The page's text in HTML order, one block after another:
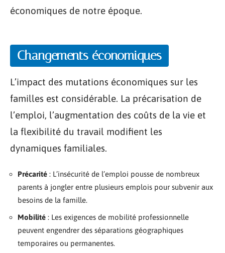
économiques de notre époque.
Changements économiques
L’impact des mutations économiques sur les
familles est considérable. La précarisation de
l’emploi, l’augmentation des coûts de la vie et
la flexibilité du travail modifient les
dynamiques familiales.
Précarité : L’insécurité de l’emploi pousse de nombreux
parents à jongler entre plusieurs emplois pour subvenir aux
besoins de la famille.
Mobilité : Les exigences de mobilité professionnelle
peuvent engendrer des séparations géographiques
temporaires ou permanentes.